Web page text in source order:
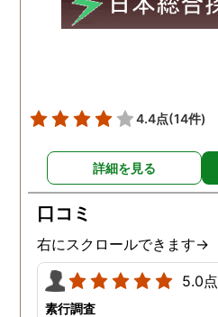
4.4点(14件)
詳細を見る
口コミ
右にスクロールできます→
5.0点
素行調査